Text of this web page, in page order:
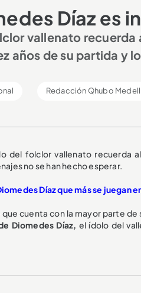
Díaz es
vallenato recuerda
años de su partida y
Redacción Qhubo
del folclor vallenato recuerda
no se han hecho esperar.
Díaz que más se juegan
cuenta con la mayor parte
Diomedes Díaz, el ídolo del